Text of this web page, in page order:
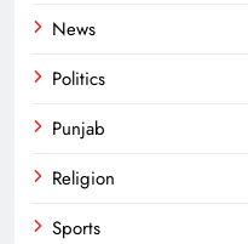
News
Politics
Punjab
Religion
Sports